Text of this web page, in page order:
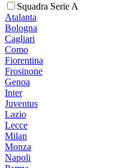
Squadra Serie A
Atalanta
Bologna
Cagliari
Como
Fiorentina
Frosinone
Genoa
Inter
Juventus
Lazio
Lecce
Milan
Monza
Napoli